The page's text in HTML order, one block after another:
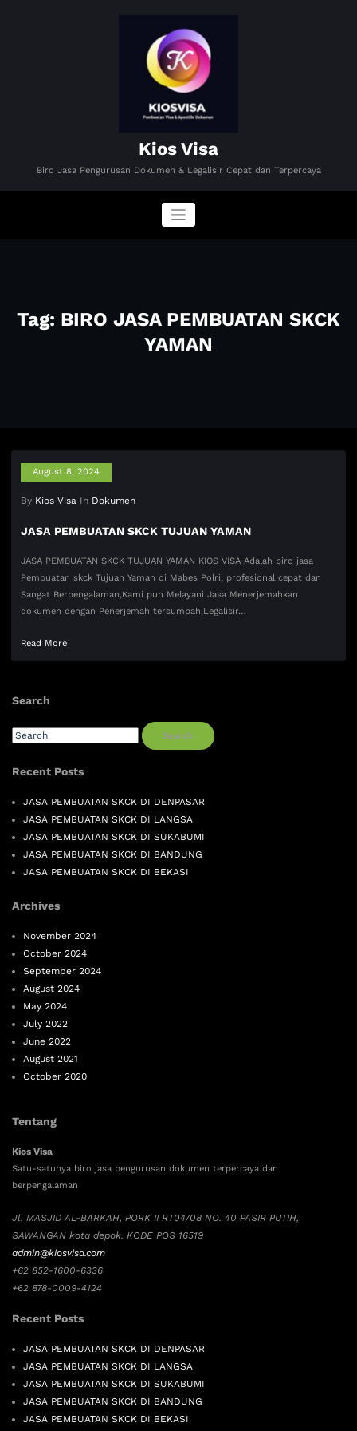
Kios Visa
Biro Jasa Pengurusan Dokumen & Legalisir Cepat dan Terpercaya
Tag: BIRO JASA PEMBUATAN SKCK
YAMAN
August 8, 2024
By Kios Visa In Dokumen
JASA PEMBUATAN SKCK TUJUAN YAMAN
JASA PEMBUATAN SKCK TUJUAN YAMAN KIOS VISA Adalah biro jasa
Pembuatan skck Tujuan Yaman di Mabes Polri, profesional cepat dan
Sangat Berpengalaman,Kami pun Melayani Jasa Menerjemahkan
dokumen dengan Penerjemah tersumpah,Legalisir…
Read More
Search
Search
Recent Posts
JASA PEMBUATAN SKCK DI DENPASAR
JASA PEMBUATAN SKCK DI LANGSA
JASA PEMBUATAN SKCK DI SUKABUMI
JASA PEMBUATAN SKCK DI BANDUNG
JASA PEMBUATAN SKCK DI BEKASI
Archives
November 2024
October 2024
September 2024
August 2024
May 2024
July 2022
June 2022
August 2021
October 2020
Tentang
Kios Visa
Satu-satunya biro jasa pengurusan dokumen terpercaya dan
berpengalaman
Jl. MASJID AL-BARKAH, PORK II RT04/08 NO. 40 PASIR PUTIH,
SAWANGAN kota depok. KODE POS 16519
admin@kiosvisa.com
+62 852-1600-6336
+62 878-0009-4124
Recent Posts
JASA PEMBUATAN SKCK DI DENPASAR
JASA PEMBUATAN SKCK DI LANGSA
JASA PEMBUATAN SKCK DI SUKABUMI
JASA PEMBUATAN SKCK DI BANDUNG
JASA PEMBUATAN SKCK DI BEKASI